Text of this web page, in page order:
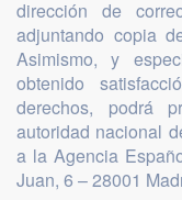
dirección de
adjuntando copia
Asimismo, y
obtenido
derechos, podrá
autoridad nacional
a la Agencia
Juan, 6 – 28001